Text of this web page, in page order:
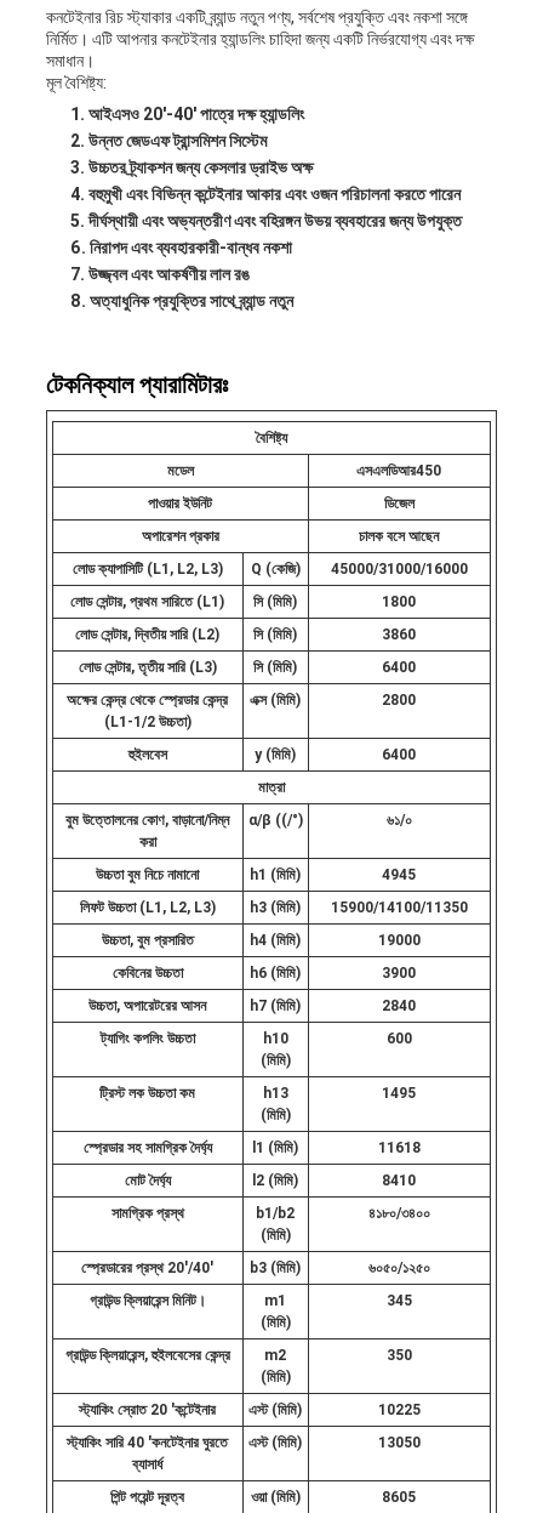
কনটেইনার রিচ স্ট্যাকার একটি ব্র্যান্ড নতুন পণ্য, সর্বশেষ প্রযুক্তি এবং নকশা সঙ্গে
নির্মিত। এটি আপনার কনটেইনার হ্যান্ডলিং চাহিদা জন্য একটি নির্ভরযোগ্য এবং দক্ষ
সমাধান।
মূল বৈশিষ্ট্য:
আইএসও 20'-40' পাত্রে দক্ষ হ্যান্ডলিং
উন্নত জেডএফ ট্রান্সমিশন সিস্টেম
উচ্চতর ট্র্যাকশন জন্য কেসলার ড্রাইভ অক্ষ
বহুমুখী এবং বিভিন্ন কন্টেইনার আকার এবং ওজন পরিচালনা করতে পারেন
দীর্ঘস্থায়ী এবং অভ্যন্তরীণ এবং বহিরঙ্গন উভয় ব্যবহারের জন্য উপযুক্ত
নিরাপদ এবং ব্যবহারকারী-বান্ধব নকশা
উজ্জ্বল এবং আকর্ষণীয় লাল রঙ
অত্যাধুনিক প্রযুক্তির সাথে ব্র্যান্ড নতুন
টেকনিক্যাল প্যারামিটারঃ
বৈশিষ্ট্য
মডেল
এসএলডিআর450
পাওয়ার ইউনিট
ডিজেল
অপারেশন প্রকার
চালক বসে আছেন
লোড ক্যাপাসিটি (L1, L2, L3)
Q (কেজি)
45000/31000/16000
লোড সেন্টার, প্রথম সারিতে (L1)
সি (মিমি)
1800
লোড সেন্টার, দ্বিতীয় সারি (L2)
সি (মিমি)
3860
লোড সেন্টার, তৃতীয় সারি (L3)
সি (মিমি)
6400
অক্ষের কেন্দ্র থেকে স্প্রেডার কেন্দ্র
(L1-1/2 উচ্চতা)
এক্স (মিমি) 2800
হুইলবেস y (মিমি)
6400
মাত্রা
বুম উত্তোলনের কোণ, বাড়ানো/নিম্ন
করা
α/β ((/°) ৬১/০
উচ্চতা বুম নিচে নামানো h1 (মিমি)
4945
লিফট উচ্চতা (L1, L2, L3)
h3 (মিমি)
15900/14100/11350
উচ্চতা, বুম প্রসারিত
h4 (মিমি)
19000
কেবিনের উচ্চতা
h6 (মিমি)
3900
উচ্চতা, অপারেটরের আসন
h7 (মিমি)
2840
ট্যাগিং কপলিং উচ্চতা
h10
(মিমি)
600
ট্রিস্ট লক উচ্চতা কম
h13
(মিমি)
1495
স্প্রেডার সহ সামগ্রিক দৈর্ঘ্য l1 (মিমি)
11618
মোট দৈর্ঘ্য
l2 (মিমি)
8410
সামগ্রিক প্রস্থ
b1/b2
(মিমি)
৪১৮০/৩৪০০
স্প্রেডারের প্রস্থ 20'/40' b3 (মিমি)
৬০৫০/১২৫০
গ্রাউন্ড ক্লিয়ারেন্স মিনিট।
m1
(মিমি)
345
গ্রাউন্ড ক্লিয়ারেন্স, হুইলবেসের কেন্দ্র
m2
(মিমি)
350
স্ট্যাকিং স্রোত 20 'কন্টেইনার এস্ট (মিমি)
10225
স্ট্যাকিং সারি 40 'কনটেইনার ঘুরতে
ব্যাসার্ধ
এস্ট (মিমি) 13050
পিন্ট পয়েন্ট দূরত্ব ওয়া (মিমি) 8605